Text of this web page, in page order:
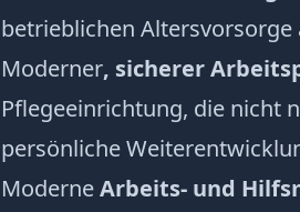
betrieblichen Altersvorsorge
Moderner, sicherer
Pflegeeinrichtung, die nicht
persönliche
ModerneArbeits- und